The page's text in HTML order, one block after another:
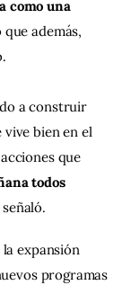
como una
además,
a construir
bien en el
que
todos
señaló.
expansión
programas